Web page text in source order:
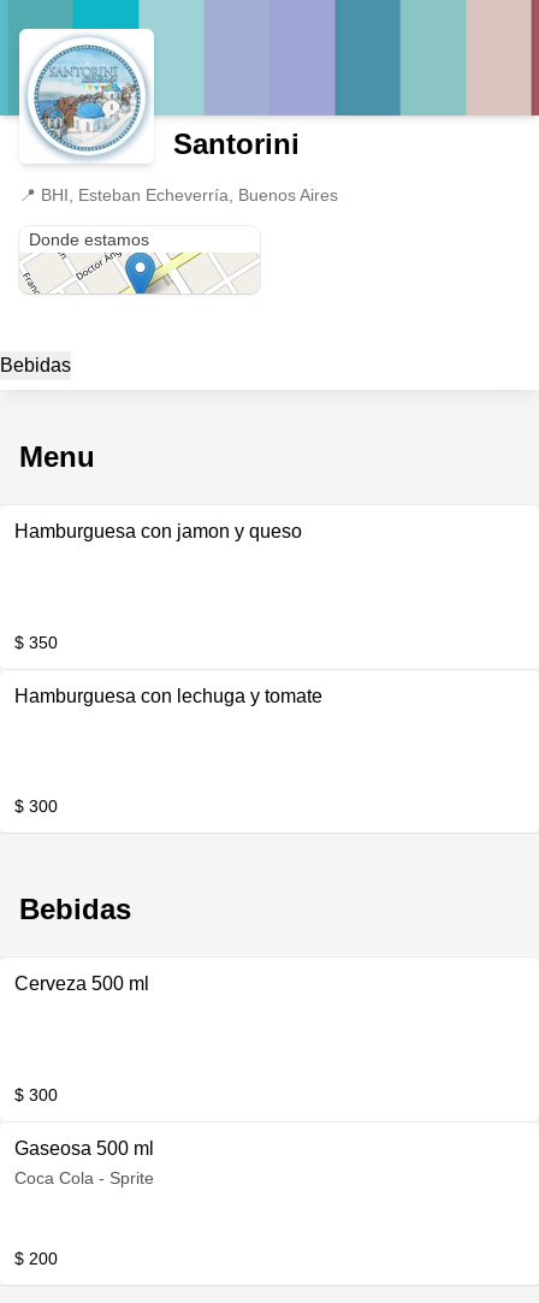
Santorini
📍 BHI, Esteban Echeverría, Buenos Aires
Donde estamos
Bebidas
Menu
Hamburguesa con jamon y queso
$ 350
Hamburguesa con lechuga y tomate
$ 300
Bebidas
Cerveza 500 ml
$ 300
Gaseosa 500 ml
Coca Cola - Sprite
$ 200